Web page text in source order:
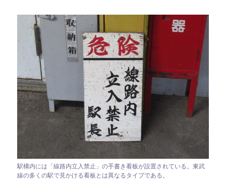
駅構内には「線路内立入禁止」の手書き看板が設置されている。東武
線の多くの駅で見かける看板とは異なるタイプである。